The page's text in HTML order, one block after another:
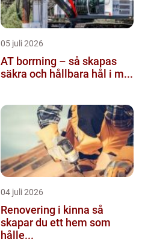
05 juli 2026
AT borrning – så skapas
säkra och hållbara hål i m...
04 juli 2026
Renovering i kinna så
skapar du ett hem som
hålle...